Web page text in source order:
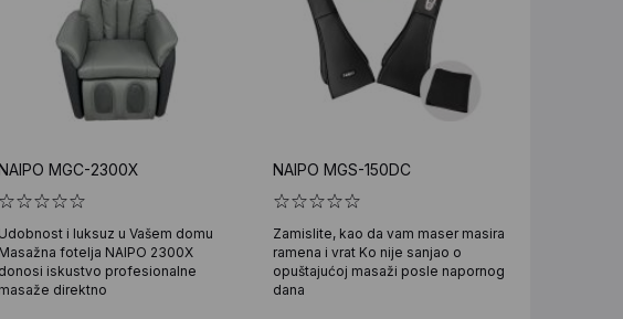
MGC-2300X
Udobnost i luksuz u Vašem domu
Masažna fotelja NAIPO 2300X
donosi iskustvo profesionalne
masaže direktno
NAIPO MGS-150DC
Zamislite, kao da vam maser masira
ramena i vrat Ko nije sanjao o
opuštajućoj masaži posle napornog
dana